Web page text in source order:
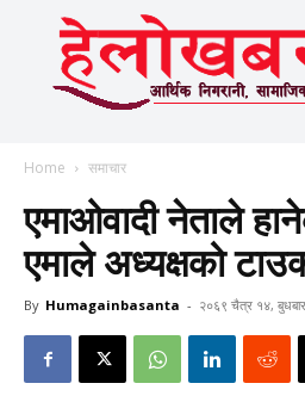
Home समाचार
एमाओवादी नेताले
एमाले अध्यक्षको
By Humagainbasanta - २०६९ चैत्र १४,